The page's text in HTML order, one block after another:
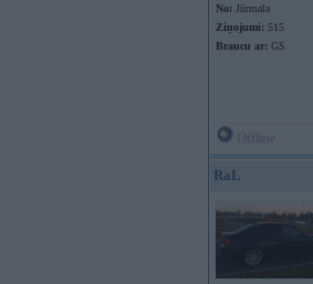
No: Jūrmala
Ziņojumi: 515
Braucu ar: GS
RaL